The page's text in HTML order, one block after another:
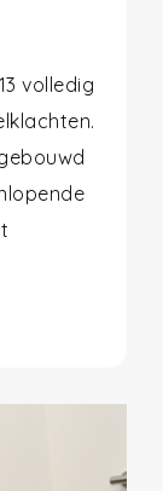
volledig